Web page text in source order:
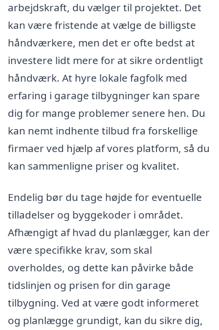
arbejdskraft, du vælger til projektet. Det
kan være fristende at vælge de billigste
håndværkere, men det er ofte bedst at
investere lidt mere for at sikre ordentligt
håndværk. At hyre lokale fagfolk med
erfaring i garage tilbygninger kan spare
dig for mange problemer senere hen. Du
kan nemt indhente tilbud fra forskellige
firmaer ved hjælp af vores platform, så du
kan sammenligne priser og kvalitet.
Endelig bør du tage højde for eventuelle
tilladelser og byggekoder i området.
Afhængigt af hvad du planlægger, kan der
være specifikke krav, som skal
overholdes, og dette kan påvirke både
tidslinjen og prisen for din garage
tilbygning. Ved at være godt informeret
og planlægge grundigt, kan du sikre dig,